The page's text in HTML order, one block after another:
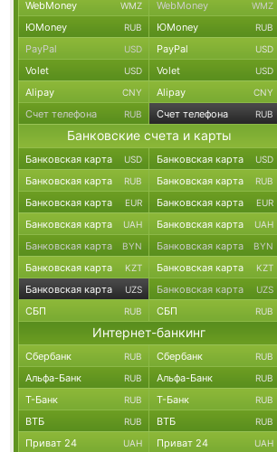
WebMoney WMZ WebMoney WMZ
ЮMoney RUB ЮMoney RUB
PayPal USD PayPal USD
Volet USD Volet USD
Alipay CNY Alipay CNY
Счет телефона RUB Счет телефона RUB
Банковские счета и карты
Банковская карта USD Банковская карта USD
Банковская карта RUB Банковская карта RUB
Банковская карта EUR Банковская карта EUR
Банковская карта UAH Банковская карта UAH
Банковская карта BYN Банковская карта BYN
Банковская карта KZT Банковская карта KZT
Банковская карта UZS Банковская карта UZS
СБП RUB СБП RUB
Интернет-банкинг
Сбербанк RUB Сбербанк RUB
Альфа-Банк RUB Альфа-Банк RUB
Т-Банк RUB Т-Банк RUB
ВТБ RUB ВТБ RUB
Приват 24 UAH Приват 24 UAH